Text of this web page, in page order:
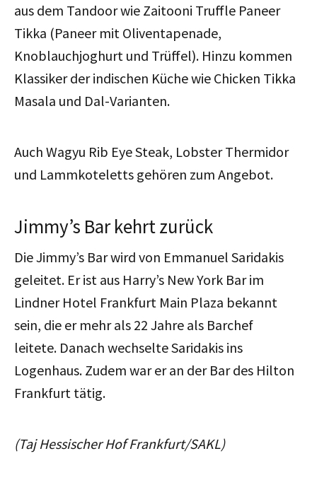
aus dem Tandoor wie Zaitooni Truffle Paneer
Tikka (Paneer mit Oliventapenade,
Knoblauchjoghurt und Trüffel). Hinzu kommen
Klassiker der indischen Küche wie Chicken Tikka
Masala und Dal-Varianten.
Auch Wagyu Rib Eye Steak, Lobster Thermidor
und Lammkoteletts gehören zum Angebot.
Jimmy’s Bar kehrt zurück
Die Jimmy’s Bar wird von Emmanuel Saridakis
geleitet. Er ist aus Harry’s New York Bar im
Lindner Hotel Frankfurt Main Plaza bekannt
sein, die er mehr als 22 Jahre als Barchef
leitete. Danach wechselte Saridakis ins
Logenhaus. Zudem war er an der Bar des Hilton
Frankfurt tätig.
(Taj Hessischer Hof Frankfurt/SAKL)